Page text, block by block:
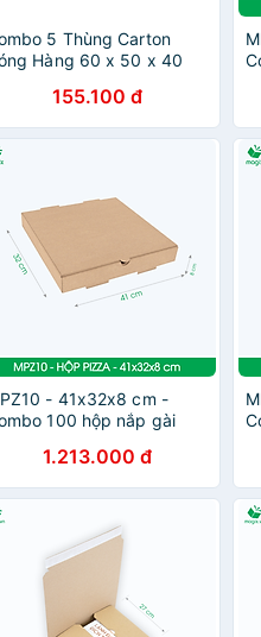
5 Thùng Carton
Hàng 60 x 50 x 40
155.100 đ
- 41x32x8 cm -
100 hộp nắp gài
hộp carton gói hàng,
quà
1.213.000 đ